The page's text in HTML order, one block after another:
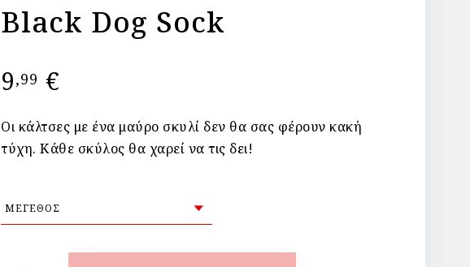
Black Dog Sock
9,99 €
Οι κάλτσες με ένα μαύρο σκυλί δεν θα σας φέρουν κακή
τύχη. Κάθε σκύλος θα χαρεί να τις δει!